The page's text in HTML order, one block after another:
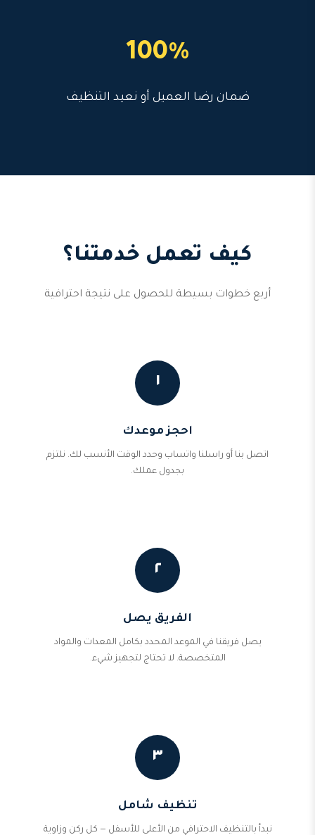
100%
ضمان رضا العميل أو نعيد التنظيف
كيف تعمل خدمتنا؟
أربع خطوات بسيطة للحصول على نتيجة احترافية
١
احجز موعدك
اتصل بنا أو راسلنا واتساب وحدد الوقت الأنسب لك. نلتزم
بجدول عملك.
٢
الفريق يصل
يصل فريقنا في الموعد المحدد بكامل المعدات والمواد
المتخصصة. لا تحتاج لتجهيز شيء.
٣
تنظيف شامل
نبدأ بالتنظيف الاحترافي من الأعلى للأسفل — كل ركن وزاوية